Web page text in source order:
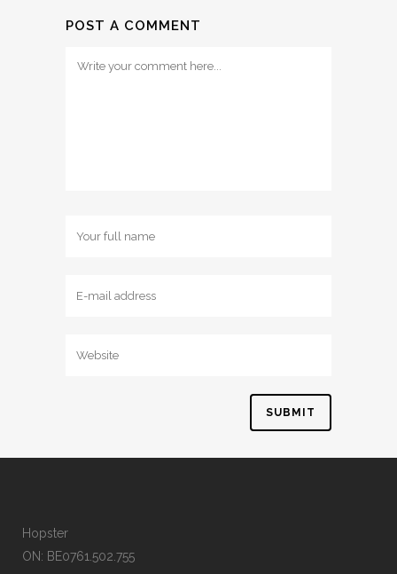
POST A COMMENT
Hopster
ON: BE0761.502.755